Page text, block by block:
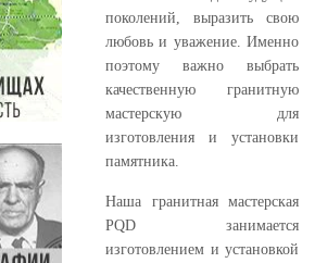
поколений, выразить свою
любовь и уважение. Именно
поэтому важно выбрать
качественную гранитную
мастерскую для
изготовления и установки
памятника.
Наша гранитная мастерская
PQD занимается
изготовлением и установкой